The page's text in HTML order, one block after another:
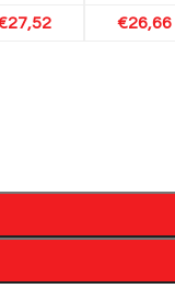
27,52 €26,66